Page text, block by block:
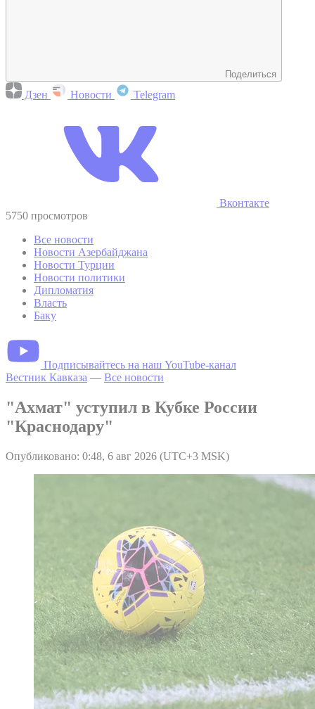
Поделиться
Дзен Новости Telegram
Вконтакте
5750 просмотров
Все новости
Новости Азербайджана
Новости Турции
Новости политики
Дипломатия
Власть
Баку
Подписывайтесь на наш YouTube-канал
Вестник Кавказа — Все новости
"Ахмат" уступил в Кубке России
"Краснодару"
Опубликовано: 0:48, 6 авг 2026 (UTC+3 MSK)